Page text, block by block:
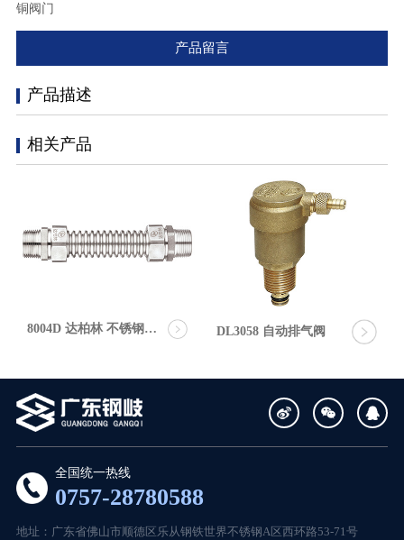
铜阀门
产品留言
产品描述
相关产品
8004D 达柏林 不锈钢空
DL3058 自动排气阀
全国统一热线
0757-28780588
地址：广东省佛山市顺德区乐从钢铁世界不锈钢A区西环路53-71号